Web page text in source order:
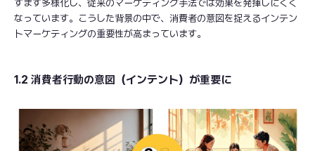
すます多様化し、従来のマーケティング手法では効果を発揮しにくく
なっています。こうした背景の中で、消費者の意図を捉えるインテン
トマーケティングの重要性が高まっています。
1.2 消費者行動の意図（インテント）が重要に